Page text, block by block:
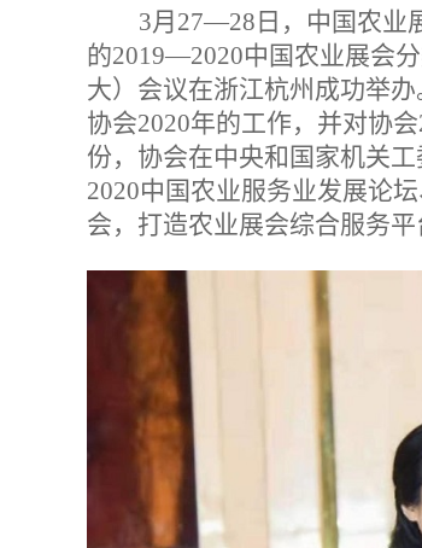
3月27—28日，中国农业
的2019—2020中国农业展会
大）会议在浙江杭州成功举
协会2020年的工作，并对协
份，协会在中央和国家机关
2020中国农业服务业发展论
会，打造农业展会综合服务